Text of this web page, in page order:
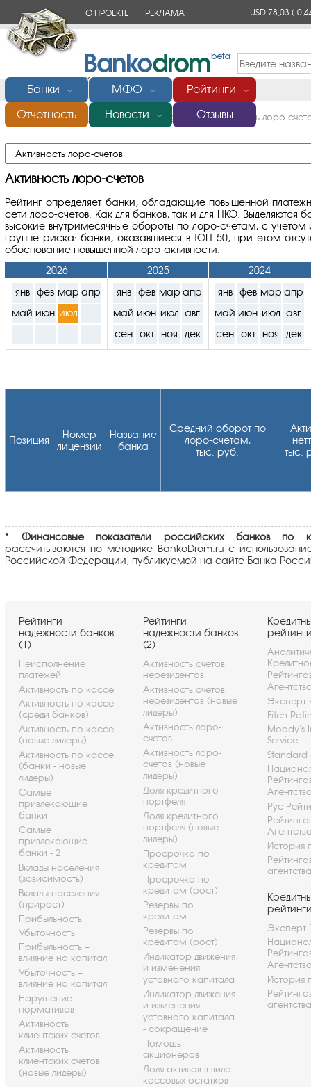
О ПРОЕКТЕ РЕКЛАМА USD 78,03(-
Банки ﹀ МФО ﹀ Рейтинги ﹀
Отчетность Новости ﹀ Отзывы
Главная/Рейтинг банков по надежности/Активность лоро-
Активность лоро-счетов
Рейтинг определяет банки, обладающие повышенной
сети лоро-счетов. Как для банков, так и для НКО.
высокие внутримесячные обороты по лоро-счетам, с учетом
группе риска: банки, оказавшиеся в ТОП 50, при этом
обоснование повышенной лоро-активности.
2026
2025
2024
янв
фев мар апр
май июн июл
янв фев мар апр
май июн июл авг
сен окт ноя дек
янв фев мар апр
май июн июл авг
сен окт ноя дек
Позиция
Номер
лицензии
Название
банка
Cредний оборот по
лоро-счетам,
тыс. руб.
тыс.
* Финансовые показатели российских банков по
рассчитываются по методике BankoDrom.ru с
Российской Федерации, публикуемой на сайте Банка
Рейтинги
надежности банков
(1)
Неисполнение
платежей
Активность по кассе
Активность по кассе
(среди банков)
Активность по кассе
(новые лидеры)
Активность по кассе
(банки - новые
лидеры)
Самые
привлекающие
банки
Самые
привлекающие
банки - 2
Вклады населения
(зависимость)
Вклады населения
(прирост)
Прибыльность
Убыточность
Прибыльность –
влияние на капитал
Убыточность –
влияние на капитал
Нарушение
нормативов
Активность
клиентских счетов
Активность
клиентских счетов
(новые лидеры)
Рейтинги
надежности банков
(2)
Активность счетов
нерезидентов
Активность счетов
нерезидентов (новые
лидеры)
Активность лоро-
счетов
Активность лоро-
счетов (новые
лидеры)
Доля кредитного
портфеля
Доля кредитного
портфеля (новые
лидеры)
Просрочка по
кредитам
Просрочка по
кредитам (рост)
Резервы по
кредитам
Резервы по
кредитам (рост)
Индикатор движения
и изменения
уставного капитала
Индикатор движения
и изменения
уставного капитала
- сокращение
Помощь
акционеров
Доля активов в виде
кассовых остатков
Эксперт
Fitch
Moody's
Service
Standard
Рус-
История
Эксперт
История